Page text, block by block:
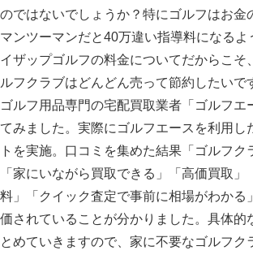
のではないでしょうか？特にゴルフはお金
マンツーマンだと40万違い指導料になるよ
イザップゴルフの料金についてだからこそ
ルフクラブはどんどん売って節約したいで
ゴルフ用品専門の宅配買取業者「ゴルフエ
てみました。実際にゴルフエースを利用し
トを実施。口コミを集めた結果「ゴルフク
「家にいながら買取できる」「高価買取
料」「クイック査定で事前に相場がわかる
価されていることが分かりました。具体的
とめていきますので、家に不要なゴルフク